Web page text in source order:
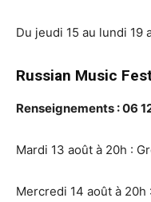
Du jeudi 15 au lundi 19
Russian Music
Renseignements : 06
Mardi 13 août à 20h :
Mercredi 14 août à